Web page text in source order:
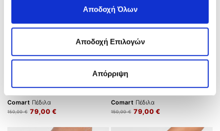
Αποδοχή Όλων
Αποδοχή Επιλογών
Απόρριψη
Comart Πέδιλα
79,00 €
150,00 €
Comart Πέδιλα
79,00 €
150,00 €